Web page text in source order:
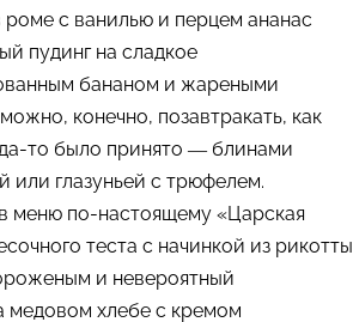
с ванилью и перцем ананас
пудинг на сладкое
бананом и жареными
конечно, позавтракать, как
то было принято — блинами
или глазуньей с трюфелем.
меню по-настоящему «Царская
теста с начинкой из рикотты
и невероятный
медовом хлебе с кремом